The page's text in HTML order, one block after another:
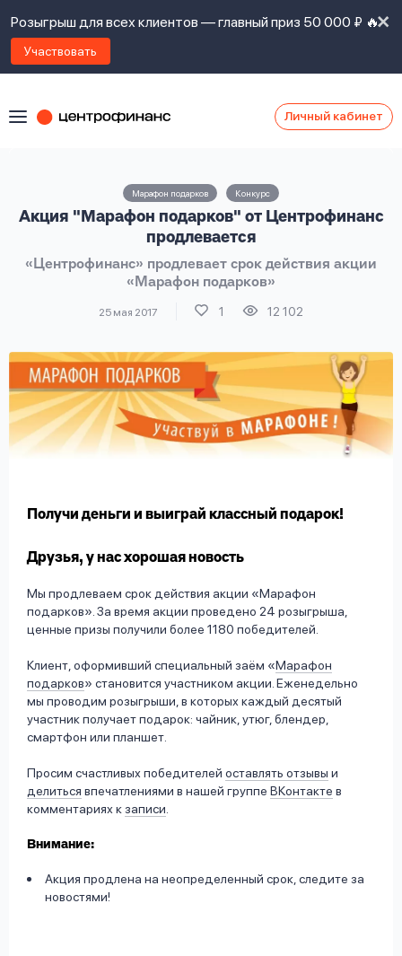
Розыгрыш для всех клиентов — главный приз 50 000 ₽ 🔥
Участвовать
Личный кабинет
Марафон подарков Конкурс
Акция "Марафон подарков" от Центрофинанс
продлевается
«Центрофинанс» продлевает срок действия акции
«Марафон подарков»
25 мая 2017 1 12 102
Получи деньги и выиграй классный подарок!
Друзья, у нас хорошая новость
Мы продлеваем срок действия акции «Марафон
подарков». За время акции проведено 24 розыгрыша,
ценные призы получили более 1180 победителей.
Клиент, оформивший специальный заём «Марафон
подарков» становится участником акции. Еженедельно
мы проводим розыгрыши, в которых каждый десятый
участник получает подарок: чайник, утюг, блендер,
смартфон или планшет.
Просим счастливых победителей оставлять отзывы и
делиться впечатлениями в нашей группе ВКонтакте в
комментариях кзаписи.
Внимание:
Акция продлена на неопределенный срок, следите за
новостями!
Войти под другим номером
Наши
Задать
вопрос
на
вопросы
ознакомлен
с
займов,
на
обработку
личных
данных